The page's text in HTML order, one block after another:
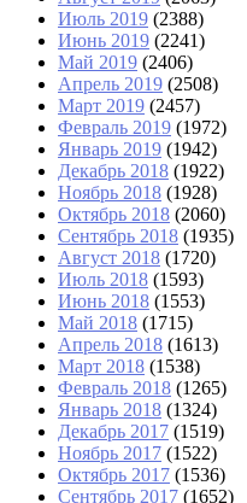
Июль 2019 (2388)
Июнь 2019 (2241)
Май 2019 (2406)
Апрель 2019 (2508)
Март 2019 (2457)
Февраль 2019 (1972)
Январь 2019 (1942)
Декабрь 2018 (1922)
Ноябрь 2018 (1928)
Октябрь 2018 (2060)
Сентябрь 2018 (1935)
Август 2018 (1720)
Июль 2018 (1593)
Июнь 2018 (1553)
Май 2018 (1715)
Апрель 2018 (1613)
Март 2018 (1538)
Февраль 2018 (1265)
Январь 2018 (1324)
Декабрь 2017 (1519)
Ноябрь 2017 (1522)
Октябрь 2017 (1536)
Сентябрь 2017 (1652)